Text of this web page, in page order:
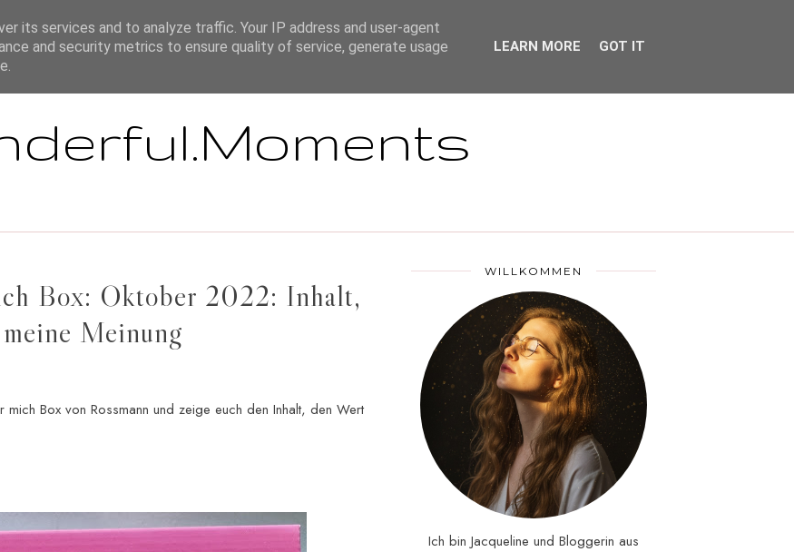
MICH IMPRESSUM / HAFTUNGSAUSSCHLUSS / DISCLAIMER DSGVO
Box: Oktober 2022: Inhalt,
Meinung
Box von Rossmann und zeige euch den Inhalt, den Wert
WILLKOMMEN
Ich bin Jacqueline und Bloggerin aus
its services and to analyze traffic. Your IP address and user-agent
and security metrics to ensure quality of service, generate usage
LEARN MORE GOT IT